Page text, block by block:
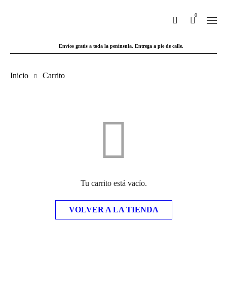
0
Envíos gratis a toda la península. Entrega a pie de calle.
Inicio Carrito
Tu carrito está vacío.
VOLVER A LA TIENDA